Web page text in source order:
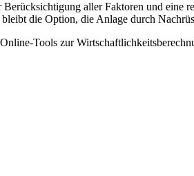
aller Faktoren und eine
die Option, die Anlage durch
Tools zur